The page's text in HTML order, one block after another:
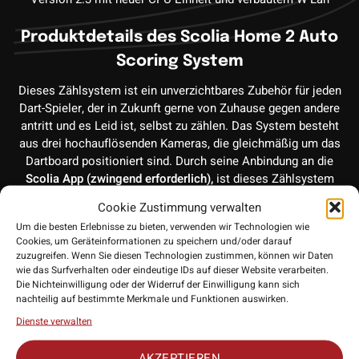
Cookie Zustimmung verwalten
Um die besten Erlebnisse zu bieten, verwenden wir Technologien wie
Cookies, um Geräteinformationen zu speichern und/oder darauf
zuzugreifen. Wenn Sie diesen Technologien zustimmen, können wir Daten
wie das Surfverhalten oder eindeutige IDs auf dieser Website verarbeiten.
Die Nichteinwilligung oder der Widerruf der Einwilligung kann sich
nachteilig auf bestimmte Merkmale und Funktionen auswirken.
Dienste verwalten
Produktdetails des Scolia Home 2 Auto
Scoring System
Dieses Zählsystem ist ein unverzichtbares Zubehör für jeden
Dart-Spieler, der in Zukunft gerne von Zuhause gegen andere
antritt und es Leid ist, selbst zu zählen. Das System besteht
aus drei hochauflösenden Kameras, die gleichmäßig um das
Dartboard positioniert sind. Durch seine Anbindung an die
Scolia App (zwingend erforderlich),ist dieses Zählsystem
im Browser
geöffnet werden kann. Eine kleine Recheneinheit ist unter
dem Ring positioniert, welches störungsfreies Spielen
garantiert.
Montage undInternetinternetverbindung
Die mitgelieferte Bohrvorlage ermöglicht eine präzise
Positionierung des Zählsystems, die stabilen drei Füße des
Scolia-Systems sorgen für sicheren Halt, erlebe maximale